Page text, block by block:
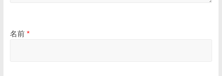
名前 *